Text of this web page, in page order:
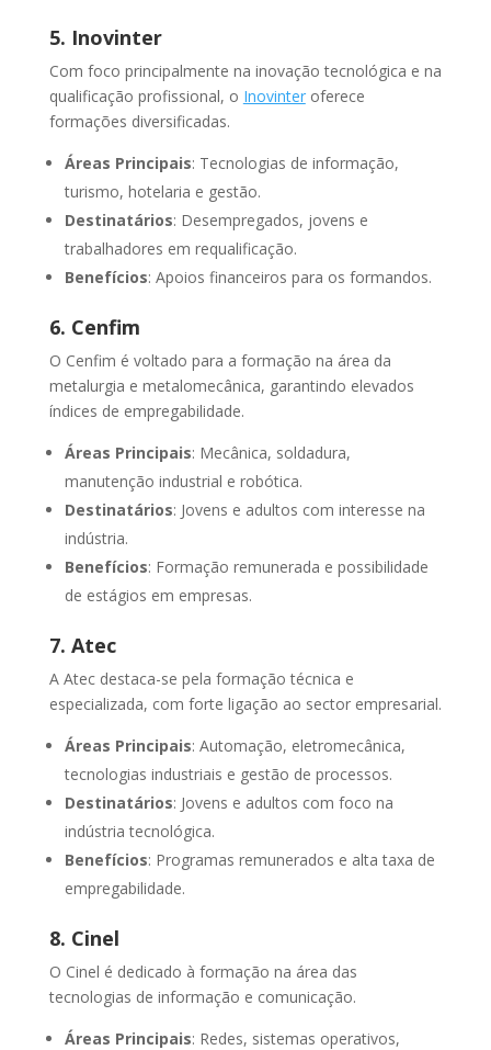
5. Inovinter
Com foco principalmente na inovação tecnológica e na
qualificação profissional, o Inovinteroferece
formações diversificadas.
Áreas Principais: Tecnologias de informação,
turismo, hotelaria e gestão.
Destinatários: Desempregados, jovens e
trabalhadores em requalificação.
Benefícios: Apoios financeiros para os formandos.
6. Cenfim
O Cenfim é voltado para a formação na área da
metalurgia e metalomecânica, garantindo elevados
índices de empregabilidade.
Áreas Principais: Mecânica, soldadura,
manutenção industrial e robótica.
Destinatários: Jovens e adultos com interesse na
indústria.
Benefícios: Formação remunerada e possibilidade
de estágios em empresas.
7. Atec
A Atec destaca-se pela formação técnica e
especializada, com forte ligação ao sector empresarial.
Áreas Principais: Automação, eletromecânica,
tecnologias industriais e gestão de processos.
Destinatários: Jovens e adultos com foco na
indústria tecnológica.
Benefícios: Programas remunerados e alta taxa de
empregabilidade.
8. Cinel
O Cinel é dedicado à formação na área das
tecnologias de informação e comunicação.
Áreas Principais: Redes, sistemas operativos,